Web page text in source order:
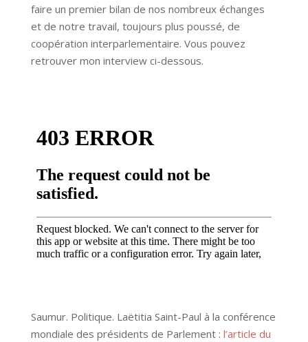
faire un premier bilan de nos nombreux échanges
et de notre travail, toujours plus poussé, de
coopération interparlementaire. Vous pouvez
retrouver mon interview ci-dessous.
Saumur. Politique. Laëtitia Saint-Paul à la conférence
mondiale des présidents de Parlement : l’article du